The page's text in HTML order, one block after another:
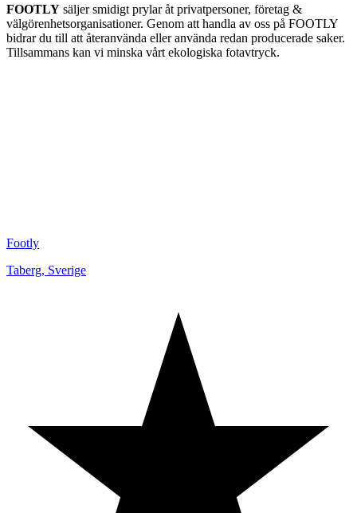
FOOTLY säljer smidigt prylar åt privatpersoner, företag &
välgörenhetsorganisationer. Genom att handla av oss på FOOTLY
bidrar du till att återanvända eller använda redan producerade saker.
Tillsammans kan vi minska vårt ekologiska fotavtryck.
Footly
Taberg, Sverige